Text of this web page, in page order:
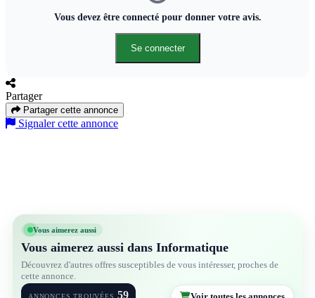
⚡ Démarrage rapide grâce au SSD
🔋 Bonne autonomie
🎯 Machine propre et performante
📍 Disponible à Conakry
🚚 Livraison possible selon la zone
#SurfaceLaptop #LaptopPremium #OrdinateurPortable #Conakry
#PCPortable #MicrosoftSurface #i7 #SSD #16GBRAM
Vous devez être connecté pour donner votre avis.
Se connecter
Partager
Partager cette annonce
Signaler cette annonce
Vous aimerez aussi
Vous aimerez aussi dans Informatique
Découvrez d'autres offres susceptibles de vous intéresser, proches de
cette annonce.
ANNONCES TROUVÉES 59